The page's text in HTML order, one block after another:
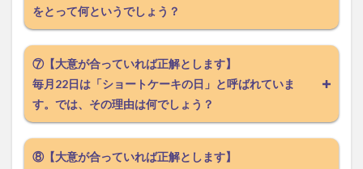
をとって何というでしょう？
⑦【大意が合っていれば正解とします】
毎月22日は「ショートケーキの日」と呼ばれていま
す。では、その理由は何でしょう？
⑧【大意が合っていれば正解とします】